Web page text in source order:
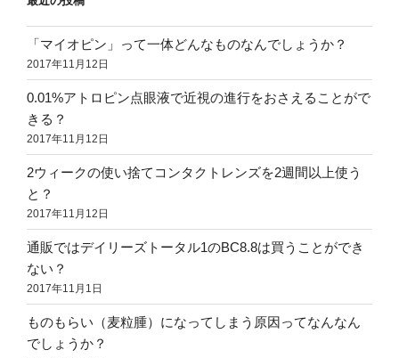
「マイオピン」って一体どんなものなんでしょうか？
2017年11月12日
0.01%アトロピン点眼液で近視の進行をおさえることがで
きる？
2017年11月12日
2ウィークの使い捨てコンタクトレンズを2週間以上使う
と？
2017年11月12日
通販ではデイリーズトータル1のBC8.8は買うことができ
ない？
2017年11月1日
ものもらい（麦粒腫）になってしまう原因ってなんなん
でしょうか？